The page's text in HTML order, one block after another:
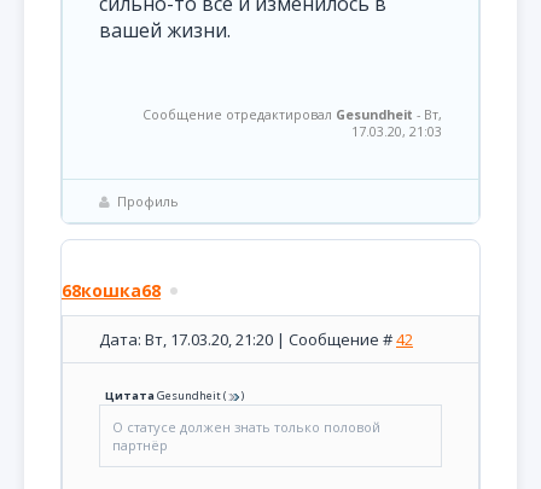
вашей жизни.
Сообщение отредактировал Gesundheit - Вт,
17.03.20, 21:03
Профиль
68кошка68
Дата: Вт, 17.03.20, 21:20 | Сообщение #42
ЦитатаGesundheit( )
О статусе должен знать только половой
партнёр